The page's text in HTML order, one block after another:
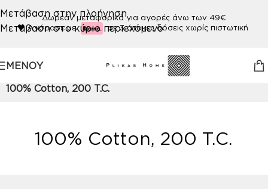
Μετάβαση στην πλοήγηση
Μετάβαση στο κύριο περιεχόμενο
Δωρεάν μεταφορικά για αγορές άνω των 49€
🖤Αγόρασε με σε 3 άτοκες δόσεις χωρίς πιστωτική
ΜΕΝΟΎ
Προϊόν ΠΟΙΟΤΗΤΑ/
100% Cotton, 200 T.C.
100% Cotton, 200 T.C.